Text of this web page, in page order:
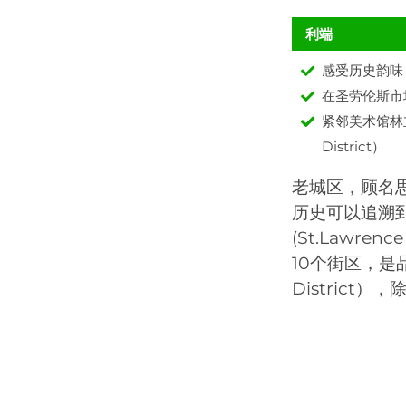
利端
感受历史韵味
在圣劳伦斯
紧邻美术馆
District）
老城区，顾名
历史可以追溯
(St.Lawrence
10个街区，是
District），除